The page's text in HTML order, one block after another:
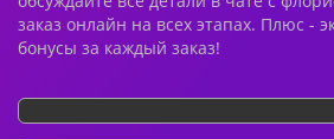
заказ онлайн на всех этапах. Плюс -
бонусы за каждый заказ!